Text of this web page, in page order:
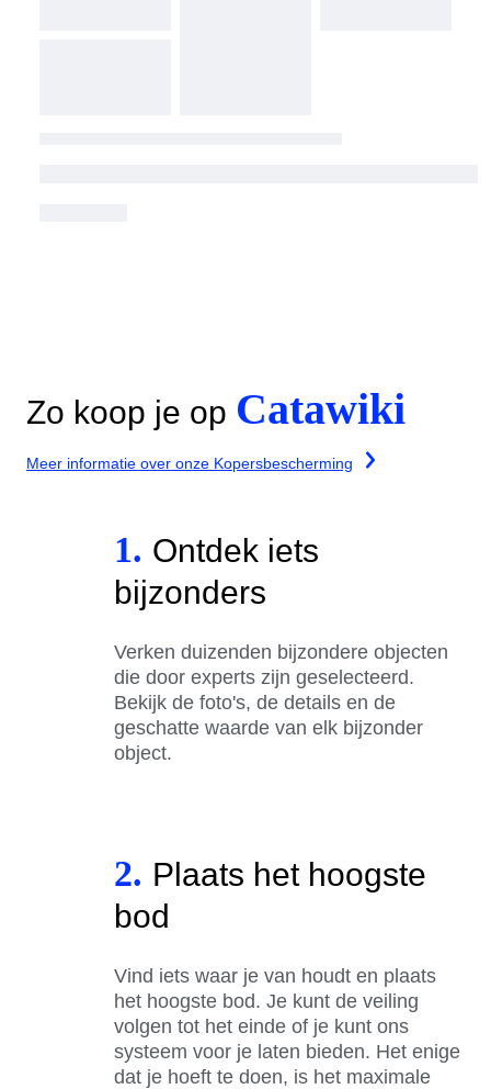
Zo koop je op Catawiki
Meer informatie over onze Kopersbescherming
1. Ontdek iets
bijzonders
Verken duizenden bijzondere objecten
die door experts zijn geselecteerd.
Bekijk de foto's, de details en de
geschatte waarde van elk bijzonder
object.
2. Plaats het hoogste
bod
Vind iets waar je van houdt en plaats
het hoogste bod. Je kunt de veiling
volgen tot het einde of je kunt ons
systeem voor je laten bieden. Het enige
dat je hoeft te doen, is het maximale